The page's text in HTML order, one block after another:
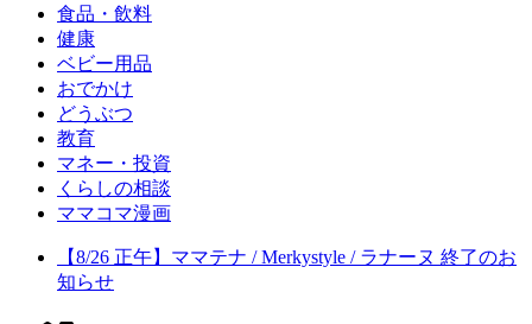
食品・飲料
健康
ベビー用品
おでかけ
どうぶつ
教育
マネー・投資
くらしの相談
ママコマ漫画
【8/26 正午】ママテナ / Merkystyle / ラナーヌ 終了のお
知らせ